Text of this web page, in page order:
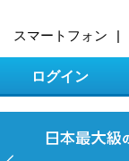
スマートフォン |
ログイン